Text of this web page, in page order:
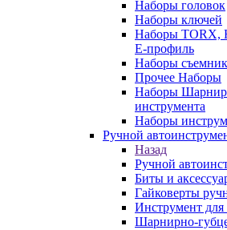
Наборы головок
Наборы ключей
Наборы TORX,
E-профиль
Наборы
Прочее Наборы
Наборы
инструмента
Наборы
Ручной
Назад
Ручной
Биты и
Гайковерты
Инструмент для
Шарнирно-